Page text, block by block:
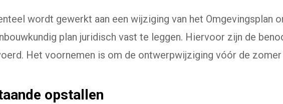
wordt gewerkt aan een wijziging van het Omgevingsplan
plan juridisch vast te leggen. Hiervoor zijn de
Het voornemen is om de ontwerpwijziging vóór de
opstallen